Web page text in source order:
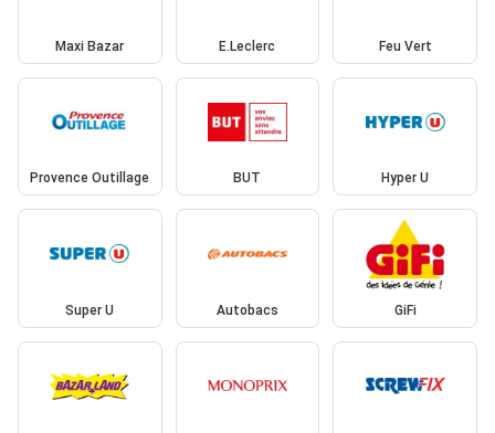
Maxi Bazar E.Leclerc Feu Vert
Provence Outillage BUT Hyper U
Super U Autobacs GiFi